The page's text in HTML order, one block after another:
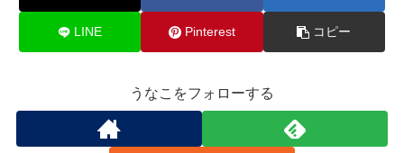
LINE Pinterest コピー
うなこをフォローする